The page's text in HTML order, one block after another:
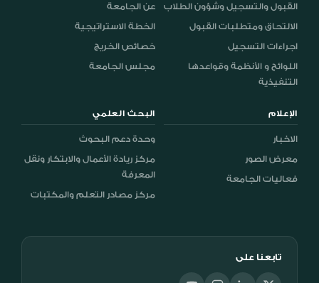
القبول والتسجيل وشؤون الطلاب
الالتحاق ومتطلبات القبول
اجراءات التسجيل
اللوائح و الأنظمة وقواعدها
التنفيذية
عن الجامعة
الخطة الاستراتيجية
خصائص الخريج
مجلس الجامعة
الإعلام
الاخبار
معرض الصور
فعاليات الجامعة
البحث العلمي
وحدة دعم البحوث
مركز ريادة الأعمال والابتكار ونقل
المعرفة
مركز مصادر التعلم والمكتبات
تابعنا على